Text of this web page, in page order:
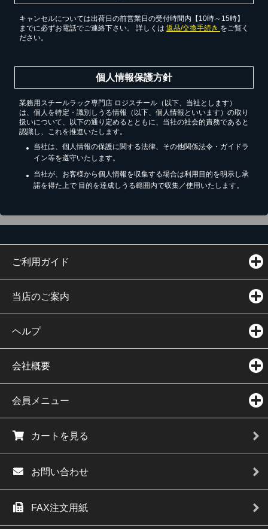
キャンセルについては出荷日の前営業日の受付時間内【10時～15時】
までに必ずお電話でご連絡下さい。 詳しくは 返品/交換手続き をご覧く
ださい。
個人情報保護方針
業務用スチールラック専門店 ロジスチール（以下、当社とします）
は、個人を特定・識別しうる情報（以下、個人情報といいます）の取り
扱いについて、以下の通り定めるとともに、当社の社会的責務であると
認識し、これを推進いたします。
当社は、個人情報の保護に関する法律、その他関係法令・ガイドラ
イン等を遵守いたします。
当社が、お客様から個人情報を収集する場合は利用目的を明示し承
諾を得た上で 目的を達成しうる範囲内で収集／使用いたします。
ご利用ガイド
当店のご案内
ヘルプ
会社概要
会員メニュー
カートを見る
お問い合わせ
FAX注文用紙